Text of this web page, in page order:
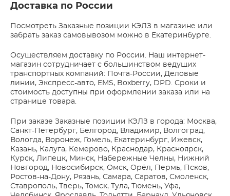
Доставка по России
Посмотреть Заказные позиции КЭЛЗ в магазине или
забрать заказ самовывозом можно в Екатеринбурге.
Осуществляем доставку по России. Наш интернет-
магазин сотрудничает с большинством ведущих
транспортных компаний: Почта-России, Деловые
линии, Экспресс-авто, EMS, Boxberry, DPD. Сроки и
стоимость доступны при оформлении заказа или на
странице товара.
При заказе Заказные позиции КЭЛЗ в города: Москва,
Санкт-Петербург, Белгород, Владимир, Волгоград,
Вологда, Воронеж, Гомель, Екатеринбург, Ижевск,
Казань, Калуга, Кемерово, Краснодар, Красноярск,
Курск, Липецк, Минск, Набережные Челны, Нижний
Новгород, Новосибирск, Омск, Орёл, Пермь, Псков,
Ростов-на-Дону, Рязань, Самара, Саратов, Смоленск,
Ставрополь, Тверь, Томск, Тула, Тюмень, Уфа,